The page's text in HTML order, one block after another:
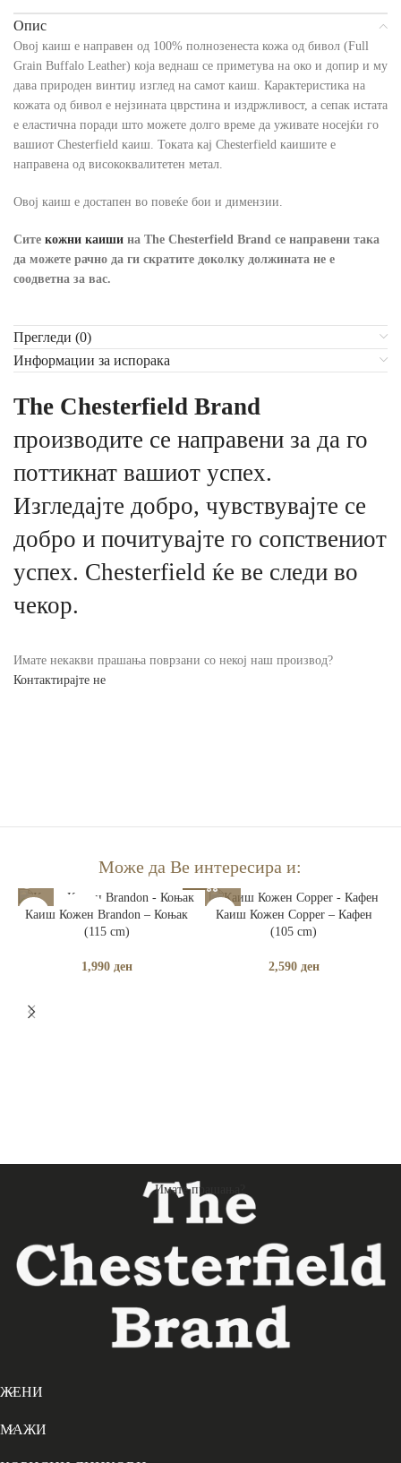
Опис
Овој каиш е направен од 100% полнозенеста кожа од бивол (Full
Grain Buffalo Leather) која веднаш се приметува на око и допир и му
дава природен винтиџ изглед на самот каиш. Карактеристика на
кожата од бивол е нејзината цврстина и издржливост, а сепак истата
е еластична поради што можете долго време да уживате носејќи го
вашиот Chesterfield каиш. Токата кај Chesterfield каишите е
направена од висококвалитетен метал.
Овој каиш е достапен во повеќе бои и димензии.
Сите кожни каиши на The Chesterfield Brand се направени така
да можете рачно да ги скратите доколку должината не е
соодветна за вас.
Прегледи (0)
Информации за испорака
The Chesterfield Brand
производите се направени за да го
поттикнат вашиот успех.
Изгледајте добро, чувствувајте се
добро и почитувајте го сопствениот
успех. Chesterfield ќе ве следи во
чекор.
Имате некакви прашања поврзани со некој наш производ?
Контактирајте не
Може да Ве интересира и:
РАСПРОДАДЕНО
Каиш Кожен Brandon – Коњак
(115 cm)
1,990 ден
Каиш Кожен Copper – Кафен
(105 cm)
2,590 ден
Имате прашања?
ЖЕНИ
МАЖИ